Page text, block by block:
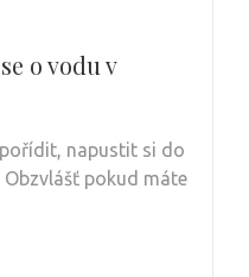
o vodu v
napustit si do
pokud máte